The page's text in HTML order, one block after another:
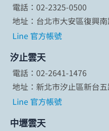
電話：02-2325-0500
地址：台北市大安區復興
Line 官方帳號
汐止雲天
電話：02-2641-1476
地址：新北市汐止區新台
Line 官方帳號
中壢雲天